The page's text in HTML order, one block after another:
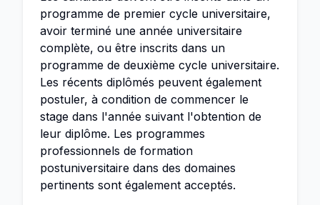
programme de premier cycle universitaire,
avoir terminé une année universitaire
complète, ou être inscrits dans un
programme de deuxième cycle universitaire.
Les récents diplômés peuvent également
postuler, à condition de commencer le
stage dans l'année suivant l'obtention de
leur diplôme. Les programmes
professionnels de formation
postuniversitaire dans des domaines
pertinents sont également acceptés.